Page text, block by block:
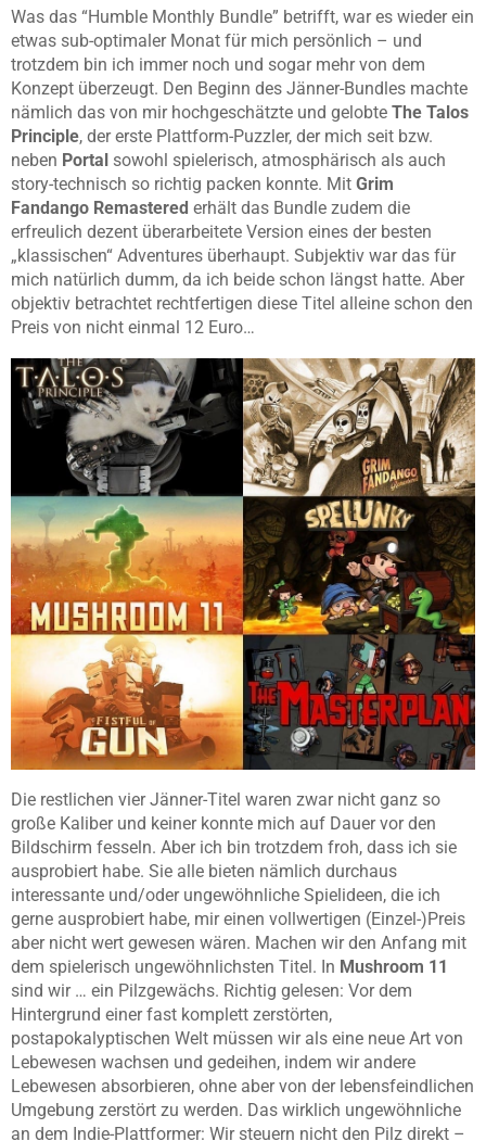
Was das “Humble Monthly Bundle” betrifft, war es wieder ein
etwas sub-optimaler Monat für mich persönlich – und
trotzdem bin ich immer noch und sogar mehr von dem
Konzept überzeugt. Den Beginn des Jänner-Bundles machte
nämlich das von mir hochgeschätzte und gelobte The Talos
Principle, der erste Plattform-Puzzler, der mich seit bzw.
neben Portal sowohl spielerisch, atmosphärisch als auch
story-technisch so richtig packen konnte. Mit Grim
Fandango Remastered erhält das Bundle zudem die
erfreulich dezent überarbeitete Version eines der besten
„klassischen“ Adventures überhaupt. Subjektiv war das für
mich natürlich dumm, da ich beide schon längst hatte. Aber
objektiv betrachtet rechtfertigen diese Titel alleine schon den
Preis von nicht einmal 12 Euro…
Die restlichen vier Jänner-Titel waren zwar nicht ganz so
große Kaliber und keiner konnte mich auf Dauer vor den
Bildschirm fesseln. Aber ich bin trotzdem froh, dass ich sie
ausprobiert habe. Sie alle bieten nämlich durchaus
interessante und/oder ungewöhnliche Spielideen, die ich
gerne ausprobiert habe, mir einen vollwertigen (Einzel-)Preis
aber nicht wert gewesen wären. Machen wir den Anfang mit
dem spielerisch ungewöhnlichsten Titel. In Mushroom 11
sind wir … ein Pilzgewächs. Richtig gelesen: Vor dem
Hintergrund einer fast komplett zerstörten,
postapokalyptischen Welt müssen wir als eine neue Art von
Lebewesen wachsen und gedeihen, indem wir andere
Lebewesen absorbieren, ohne aber von der lebensfeindlichen
Umgebung zerstört zu werden. Das wirklich ungewöhnliche
an dem Indie-Plattformer: Wir steuern nicht den Pilz direkt –